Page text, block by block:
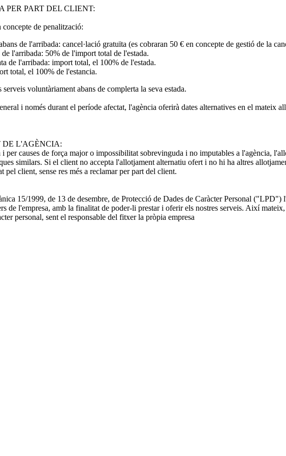
PER PART DEL CLIENT:
de penalització:
de l'arribada: cancel·lació gratuïta (es cobraran 50 € en concepte de gestió de la
l'arribada: 50% de l'import total de l'estada.
de l'arribada: import total, el 100% de l'estada.
total, el 100% de l'estancia.
voluntàriament abans de complerta la seva estada.
i només durant el període afectat, l'agència oferirà dates alternatives en el
DE L'AGÈNCIA:
per causes de força major o impossibilitat sobrevinguda i no imputables a l'agència,
similars. Si el client no accepta l'allotjament alternatiu ofert i no hi ha altres
client, sense res més a reclamar per part del client.
15/1999, de 13 de desembre, de Protecció de Dades de Caràcter Personal
de l'empresa, amb la finalitat de poder-li prestar i oferir els nostres serveis. Així
personal, sent el responsable del fitxer la pròpia empresa